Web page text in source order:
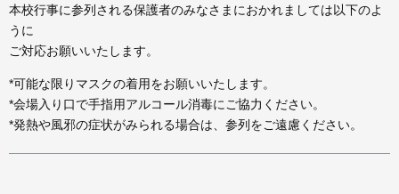
本校行事に参列される保護者のみなさまにおかれましては以下のよ
うに
ご対応お願いいたします。
*可能な限りマスクの着用をお願いいたします。
*会場入り口で手指用アルコール消毒にご協力ください。
*発熱や風邪の症状がみられる場合は、参列をご遠慮ください。